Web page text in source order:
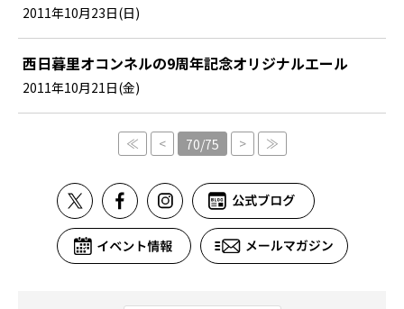
2011年10月23日(日)
西日暮里オコンネルの9周年記念オリジナルエール
2011年10月21日(金)
≪ < 70/75 > ≫